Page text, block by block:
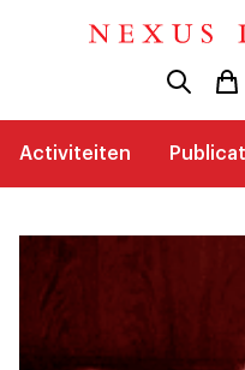
Activiteiten